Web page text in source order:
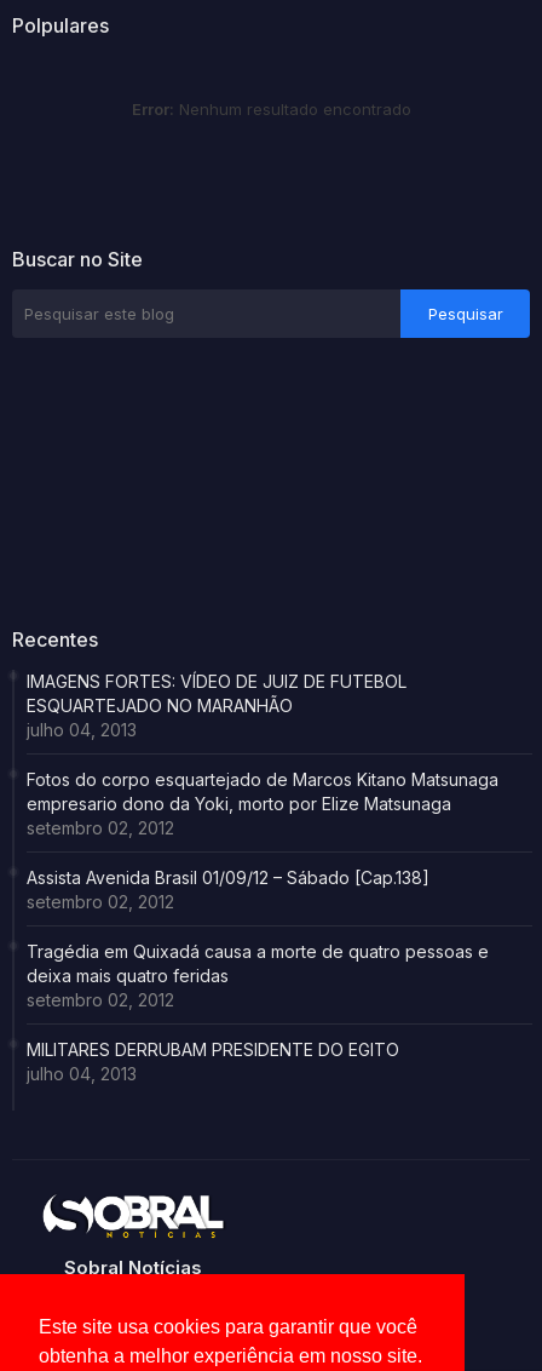
Este site usa cookies para garantir que você
obtenha a melhor experiência em nosso site.
Polpulares
Error: Nenhum resultado encontrado
Buscar no Site
Recentes
IMAGENS FORTES: VÍDEO DE JUIZ DE FUTEBOL
ESQUARTEJADO NO MARANHÃO
julho 04, 2013
Fotos do corpo esquartejado de Marcos Kitano Matsunaga
empresario dono da Yoki, morto por Elize Matsunaga
setembro 02, 2012
Assista Avenida Brasil 01/09/12 – Sábado [Cap.138]
setembro 02, 2012
Tragédia em Quixadá causa a morte de quatro pessoas e
deixa mais quatro feridas
setembro 02, 2012
MILITARES DERRUBAM PRESIDENTE DO EGITO
julho 04, 2013
Sobral Notícias